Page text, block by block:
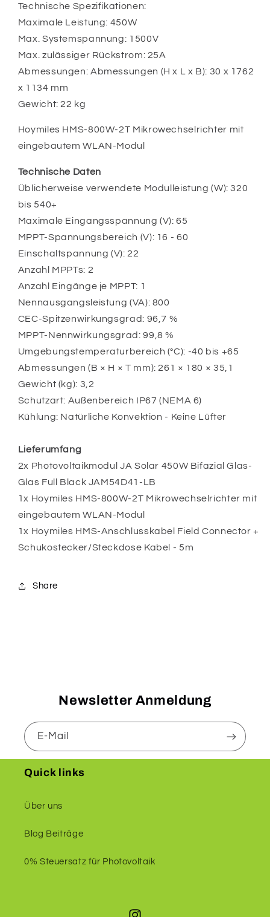
Technische Spezifikationen:
Maximale Leistung: 450W
Max. Systemspannung: 1500V
Max. zulässiger Rückstrom: 25A
Abmessungen: Abmessungen (H x L x B): 30 x 1762
x 1134 mm
Gewicht: 22 kg
Hoymiles HMS-800W-2T Mikrowechselrichter mit
eingebautem WLAN-Modul
Technische Daten
Üblicherweise verwendete Modulleistung (W): 320
bis 540+
Maximale Eingangsspannung (V): 65
MPPT-Spannungsbereich (V): 16 - 60
Einschaltspannung (V): 22
Anzahl MPPTs: 2
Anzahl Eingänge je MPPT: 1
Nennausgangsleistung (VA): 800
CEC-Spitzenwirkungsgrad: 96,7 %
MPPT-Nennwirkungsgrad: 99,8 %
Umgebungstemperaturbereich (°C): -40 bis +65
Abmessungen (B × H × T mm): 261 × 180 × 35,1
Gewicht (kg): 3,2
Schutzart: Außenbereich IP67 (NEMA 6)
Kühlung: Natürliche Konvektion - Keine Lüfter
Lieferumfang
2x Photovoltaikmodul JA Solar 450W Bifazial Glas-
Glas Full Black JAM54D41-LB
1x Hoymiles HMS-800W-2T Mikrowechselrichter mit
eingebautem WLAN-Modul
1x Hoymiles HMS-Anschlusskabel Field Connector +
Schukostecker/Steckdose Kabel - 5m
Share
Newsletter Anmeldung
E-Mail
Quick links
Über uns
Blog Beiträge
0% Steuersatz für Photovoltaik